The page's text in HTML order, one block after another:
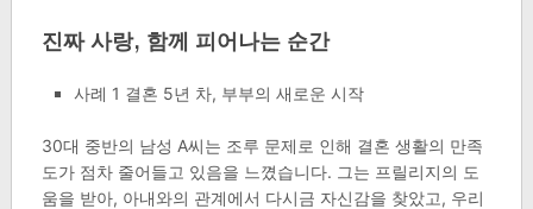
진짜 사랑, 함께 피어나는 순간
사례 1 결혼 5년 차, 부부의 새로운 시작
30대 중반의 남성 A씨는 조루 문제로 인해 결혼 생활의 만족
도가 점차 줄어들고 있음을 느꼈습니다. 그는 프릴리지의 도
움을 받아, 아내와의 관계에서 다시금 자신감을 찾았고, 우리